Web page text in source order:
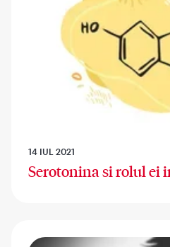
14 IUL 2021
Serotonina si rolul ei